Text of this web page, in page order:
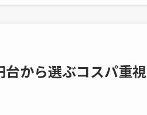
台から選ぶコスパ重視